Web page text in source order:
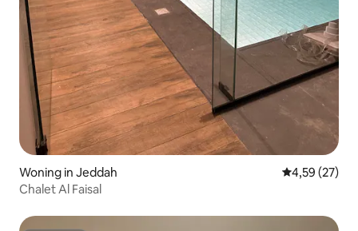
Woning in Jeddah Gemiddelde
4,59 (27)
Chalet Al Faisal